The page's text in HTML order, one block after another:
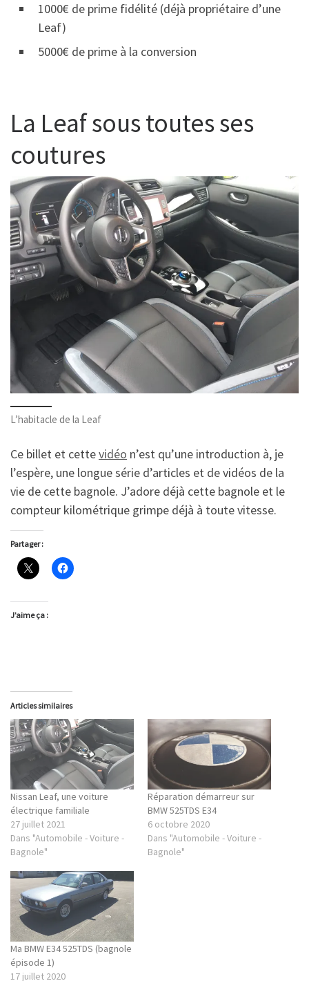
1000€ de prime fidélité (déjà propriétaire d’une
Leaf)
5000€ de prime à la conversion
La Leaf sous toutes ses
coutures
L’habitacle de la Leaf
Ce billet et cettevidéo n’est qu’une introduction à, je
l’espère, une longue série d’articles et de vidéos de la
vie de cette bagnole. J’adore déjà cette bagnole et le
compteur kilométrique grimpe déjà à toute vitesse.
Partager :
J’aime ça :
Articles similaires
Nissan Leaf, une voiture
électrique familiale
27 juillet 2021
Dans "Automobile - Voiture -
Bagnole"
Réparation démarreur sur
BMW 525TDS E34
6 octobre 2020
Dans "Automobile - Voiture -
Bagnole"
Ma BMW E34 525TDS (bagnole
épisode 1)
17 juillet 2020